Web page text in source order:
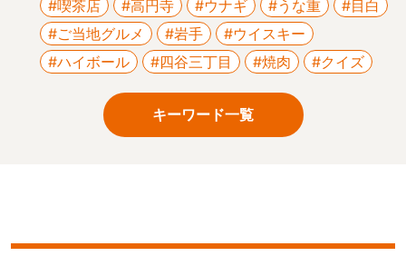
#喫茶店 #高円寺 #ウナギ #うな重
#目白
#ご当地グルメ
#岩手
#ウイスキー
#ハイボール
#四谷三丁目 #焼肉 #クイズ
キーワード一覧